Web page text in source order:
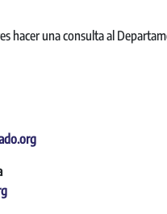
hacer una consulta al